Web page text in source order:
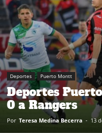
Deportes Puerto Montt
Deportes
0 a Rangers
Por Teresa Medina Becerra - 13